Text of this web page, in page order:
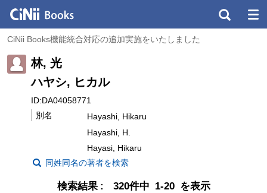
CiNii Books機能統合対応の追加実施をいたしました
林, 光
ハヤシ, ヒカル
ID:DA04058771
別名
Hayashi, Hikaru
Hayashi, H.
Hayasi, Hikaru
同姓同名の著者を検索
検索結果 320件中 1-20 を表示